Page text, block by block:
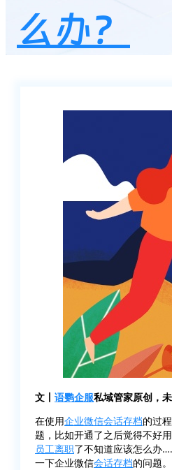
么办？
文丨 语鹦企服私域管家原创，
在使用企业微信会话存档的过
题，比如开通了之后觉得不好用
员工离职了不知道应该怎么办
一下企业微信会话存档的问题。